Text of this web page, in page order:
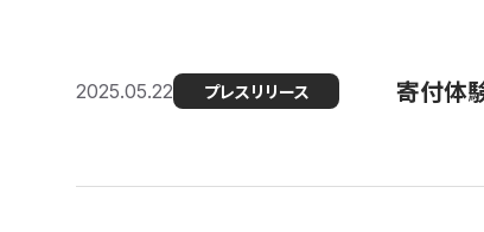
2025.05.22 プレスリリース 寄付体